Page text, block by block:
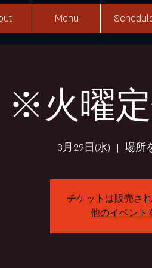
Menu
※火曜
3月29日(水)
  |
場所
チケットは販売さ
他のイベント